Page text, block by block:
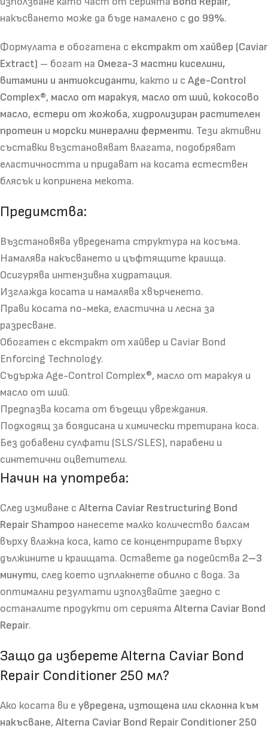
накъсването може да бъде намалено с до 99%.
Формулата е обогатена с екстракт от хайвер (Caviar
Extract) – богат на Омега-3 мастни киселини,
витамини и антиоксиданти, както и с Age-Control
Complex®, масло от маракуя, масло от ший, кокосово
масло, естери от жожоба, хидролизиран растителен
протеин и морски минерални ферменти. Тези активни
съставки възстановяват влагата, подобряват
еластичността и придават на косата естествен
блясък и копринена мекота.
Предимства:
Възстановява увредената структура на косъма.
Намалява накъсването и цъфтящите краища.
Осигурява интензивна хидратация.
Изглажда косата и намалява хвърченето.
Прави косата по-мека, еластична и лесна за
разресване.
Обогатен с екстракт от хайвер и Caviar Bond
Enforcing Technology.
Съдържа Age-Control Complex®, масло от маракуя и
масло от ший.
Предпазва косата от бъдещи увреждания.
Подходящ за боядисана и химически третирана коса.
Без добавени сулфати (SLS/SLES), парабени и
синтетични оцветители.
Начин на употреба:
След измиване с Alterna Caviar Restructuring Bond
Repair Shampoo нанесете малко количество балсам
върху влажна коса, като се концентрирате върху
дължините и краищата. Оставете да подейства 2–3
минути, след което изплакнете обилно с вода. За
оптимални резултати използвайте заедно с
останалите продукти от серията Alterna Caviar Bond
Repair.
Защо да изберете Alterna Caviar Bond
Repair Conditioner 250 мл?
Ако косата ви е увредена, изтощена или склонна към
накъсване, Alterna Caviar Bond Repair Conditioner 250